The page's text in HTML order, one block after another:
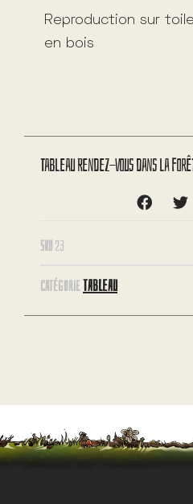
Reproduction sur
en bois
Tableau Rendez-vous dans la
SKU 23
CATÉGORIETABLEAU